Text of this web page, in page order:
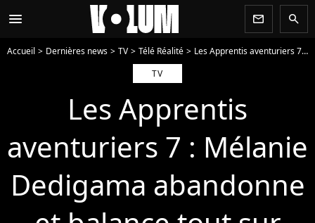
menu newsletter search
Accueil Dernières news TV Télé Réalité
Les Apprentis aventuriers 7 : Mélanie Dedigama abandonne et balance tout sur Bastos et ses manipulations pour se justifier
TV
Les Apprentis
aventuriers 7 : Mélanie
Dedigama abandonne